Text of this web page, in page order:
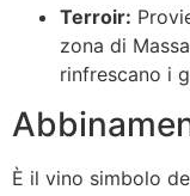
Terroir:
zona di
rinfrescano i
È il vino simbolo